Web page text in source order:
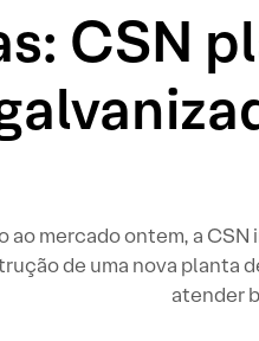
CSN
ao mercado ontem, a
de uma nova planta
atender